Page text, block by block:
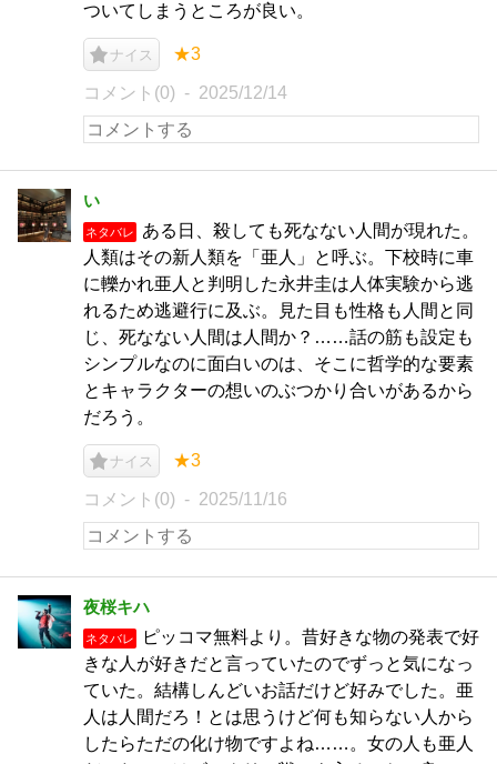
ついてしまうところが良い。
ナイス ★3
コメント(0) 2025/12/14
い
ネタバレ
ある日、殺しても死なない人間が現れた。
人類はその新人類を「亜人」と呼ぶ。下校時に車
に轢かれ亜人と判明した永井圭は人体実験から逃
れるため逃避行に及ぶ。見た目も性格も人間と同
じ、死なない人間は人間か？……話の筋も設定も
シンプルなのに面白いのは、そこに哲学的な要素
とキャラクターの想いのぶつかり合いがあるから
だろう。
ナイス ★3
コメント(0) 2025/11/16
夜桜キハ
ネタバレ
ピッコマ無料より。昔好きな物の発表で好
きな人が好きだと言っていたのでずっと気になっ
ていた。結構しんどいお話だけど好みでした。亜
人は人間だろ！とは思うけど何も知らない人から
したらただの化け物ですよね……。女の人も亜人